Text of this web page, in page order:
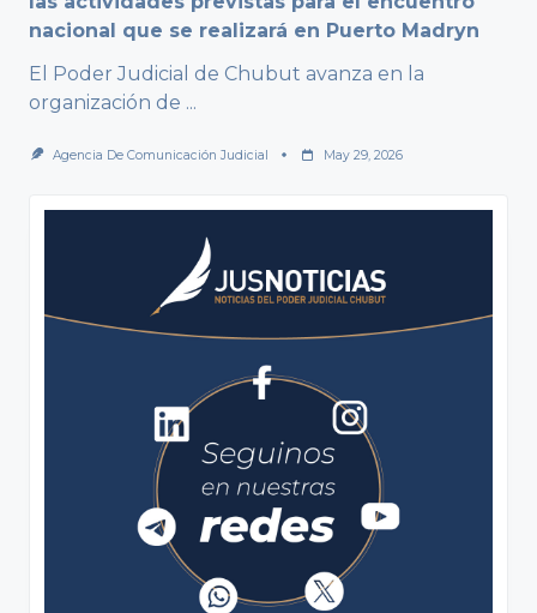
nacional que se realizará en Puerto Madryn
El Poder Judicial de Chubut avanza en la
organización de ...
Agencia De Comunicación Judicial May 29, 2026